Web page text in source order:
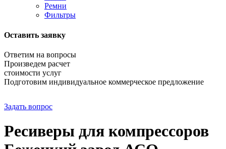
Ремни
Фильтры
Оставить заявку
Ответим на вопросы
Произведем расчет
стоимости услуг
Подготовим индивидуальное коммерческое предложение
Задать вопрос
Ресиверы для компрессоров